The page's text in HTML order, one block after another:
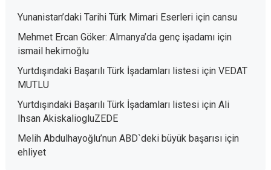
Yunanistan’daki Tarihi Türk Mimari Eserleriiçin cansu
Mehmet Ercan Göker: Almanya’da genç işadamıiçin
ismail hekimoğlu
Yurtdışındaki Başarılı Türk İşadamları listesiiçin VEDAT
MUTLU
Yurtdışındaki Başarılı Türk İşadamları listesiiçin Ali
Ihsan AkiskaliogluZEDE
Melih Abdulhayoğlu’nun ABD`deki büyük başarısıiçin
ehliyet